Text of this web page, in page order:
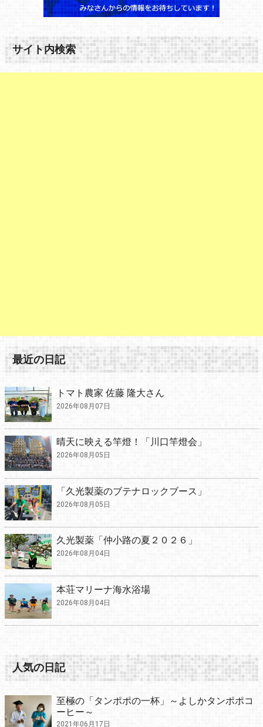
サイト内検索
最近の日記
トマト農家 佐藤 隆大さん
2026年08月07日
晴天に映える竿燈！「川口竿燈会」
2026年08月05日
「久光製薬のブテナロックブース」
2026年08月05日
久光製薬「仲小路の夏２０２６」
2026年08月04日
本荘マリーナ海水浴場
2026年08月04日
人気の日記
至極の「タンポポの一杯」～よしかタンポポコ
ーヒー～
2021年06月17日